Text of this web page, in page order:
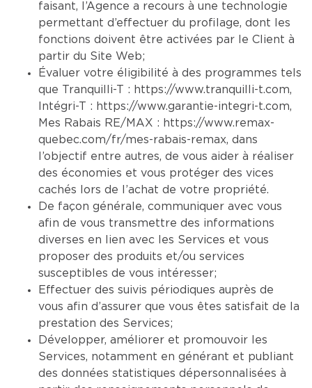
faisant, l’Agence a recours à une technologie
permettant d’effectuer du profilage, dont les
fonctions doivent être activées par le Client à
partir du Site Web;
Évaluer votre éligibilité à des programmes tels
que Tranquilli-T : https://www.tranquilli-t.com,
Intégri-T : https://www.garantie-integri-t.com,
Mes Rabais RE/MAX : https://www.remax-
quebec.com/fr/mes-rabais-remax, dans
l’objectif entre autres, de vous aider à réaliser
des économies et vous protéger des vices
cachés lors de l’achat de votre propriété.
De façon générale, communiquer avec vous
afin de vous transmettre des informations
diverses en lien avec les Services et vous
proposer des produits et/ou services
susceptibles de vous intéresser;
Effectuer des suivis périodiques auprès de
vous afin d’assurer que vous êtes satisfait de la
prestation des Services;
Développer, améliorer et promouvoir les
Services, notamment en générant et publiant
des données statistiques dépersonnalisées à